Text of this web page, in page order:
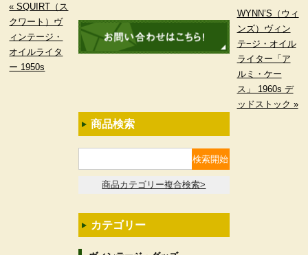
« SQUIRT（ス
クワート）ヴ
ィンテージ・
オイルライタ
ー 1950s
WYNN’S（ウィ
ンズ）ヴィン
テ−ジ・オイル
ライター「ア
ルミ・ケー
ス」 1960s デ
ッドストック »
商品検索
商品カテゴリー複合検索>
カテゴリー